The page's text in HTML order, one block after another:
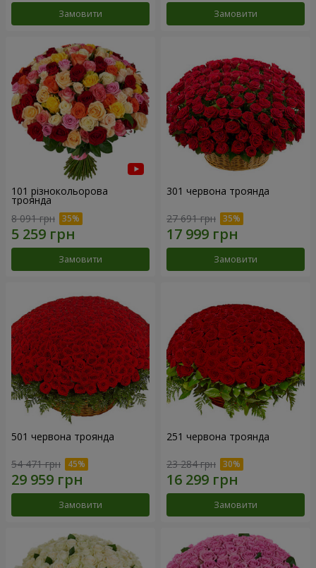
Замовити Замовити
101 різнокольорова
троянда
8 091 грн
Замовити
301 червона троянда
27 691 грн
Замовити
501 червона троянда
54 471 грн
Замовити
251 червона троянда
23 284 грн
Замовити